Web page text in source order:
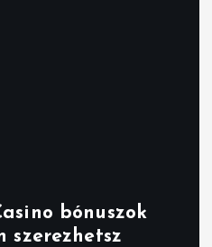
bónuszok
szerezhetsz